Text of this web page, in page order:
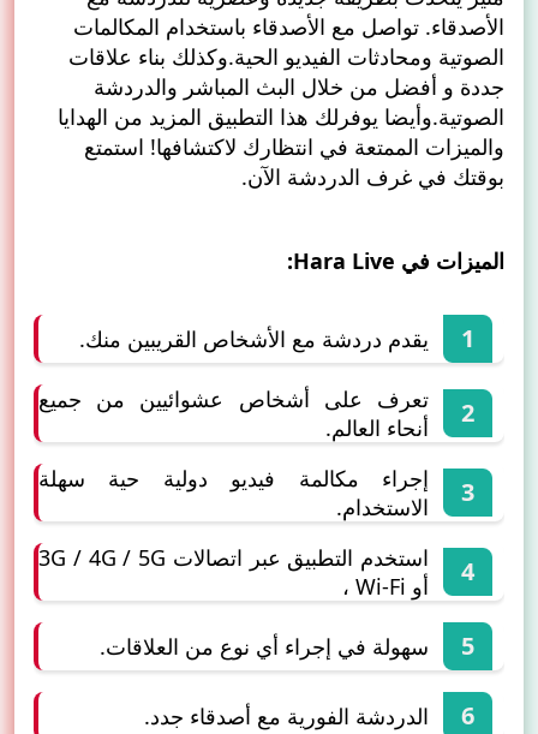
الأصدقاء. تواصل مع الأصدقاء باستخدام المكالمات
الصوتية ومحادثات الفيديو الحية.وكذلك بناء علاقات
جددة و أفضل من خلال البث المباشر والدردشة
الصوتية.وأيضا يوفرلك هذا التطبيق المزيد من الهدايا
والميزات الممتعة في انتظارك لاكتشافها! استمتع
بوقتك في غرف الدردشة الآن.
الميزات في Hara Live:
يقدم دردشة مع الأشخاص القريبين منك.
تعرف على أشخاص عشوائيين من جميع
أنحاء العالم.
إجراء مكالمة فيديو دولية حية سهلة
الاستخدام.
استخدم التطبيق عبر اتصالات 3G / 4G / 5G
أو Wi-Fi ،
سهولة في إجراء أي نوع من العلاقات.
الدردشة الفورية مع أصدقاء جدد.